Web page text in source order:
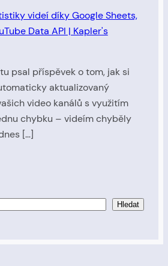
videí díky Google Sheets,
Data API | Kapler's
psal příspěvek o tom, jak si
aktualizovaný
video kanálů s využitím
chybku – videím chyběly
[…]
Hledat